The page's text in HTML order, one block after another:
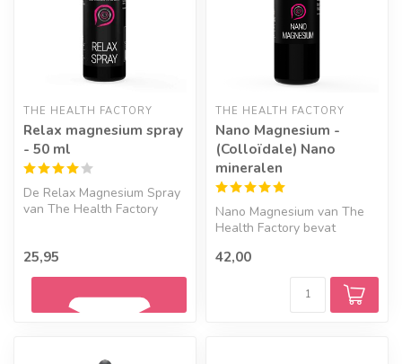
THE HEALTH FACTORY
Relax magnesium spray
- 50 ml
De Relax Magnesium Spray
van The Health Factory
25,95
THE HEALTH FACTORY
Nano Magnesium -
(Colloïdale) Nano
mineralen
Nano Magnesium van The
Health Factory bevat
ultrakleine deel...
42,00